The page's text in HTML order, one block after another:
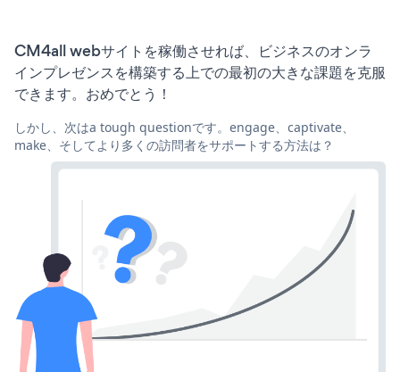
CM4all webサイトを稼働させれば、ビジネスのオンラ
インプレゼンスを構築する上での最初の大きな課題を克服
できます。おめでとう！
しかし、次はa tough questionです。engage、captivate、
make、そしてより多くの訪問者をサポートする方法は？